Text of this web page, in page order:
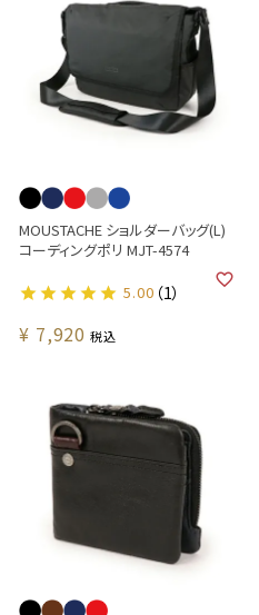
MOUSTACHE ショルダーバッグ(L)
コーディングポリ MJT-4574
¥ 7,920 税込
5.00 （1）